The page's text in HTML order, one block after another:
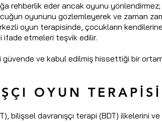
rehberlik eder ancak oyunu
oyununu gözlemleyerek ve zaman
oyun terapisinde, çocukların
ifade etmeleri teşvik edilir.
güvende ve kabul edilmiş hissettiği bir
OYUN TERAPİSİ
bilişsel davranışçı terapi (BDT) ilkelerini